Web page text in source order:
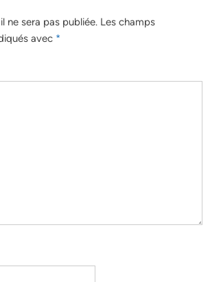
ne sera pas publiée. Les champs
avec *